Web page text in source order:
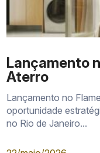
Lançamento
Aterro
Lançamento no
oportunidade
no Rio de Janeiro...